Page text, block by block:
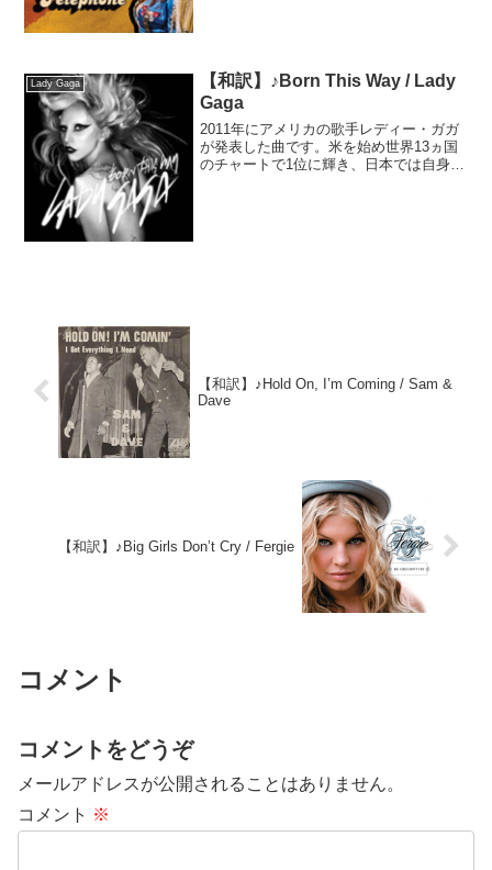
Lady Gaga
【和訳】♪Born This Way / Lady
Gaga
2011年にアメリカの歌手レディー・ガガ
が発表した曲です。米を始め世界13ヵ国
のチャートで1位に輝き、日本では自身初
【和訳】♪Hold On, I’m Coming / Sam &
Dave
【和訳】♪Big Girls Don’t Cry / Fergie
コメント
コメントをどうぞ
メールアドレスが公開されることはありません。
コメント ※